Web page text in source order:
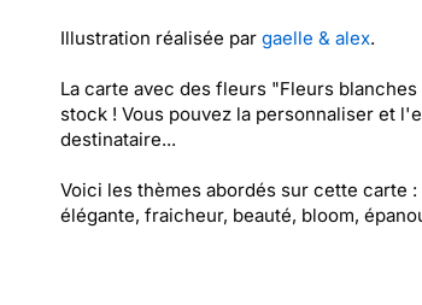
Illustration réalisée par gaelle & alex.
La carte avec des fleurs "Fleurs
stock ! Vous pouvez la personnaliser et
destinataire...
Voici les thèmes abordés sur cette carte
élégante, fraicheur, beauté, bloom,